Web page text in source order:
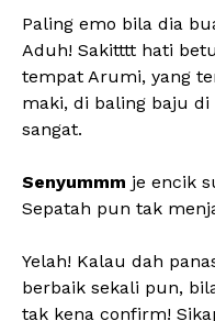
Paling emo bila dia
Aduh! Sakitttt hati
tempat Arumi, yang
maki, di baling baju
sangat.
Senyummm je encik
Sepatah pun tak
Yelah! Kalau dah
berbaik sekali pun,
tak kena confirm!